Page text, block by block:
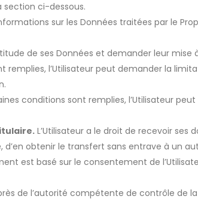
section ci-dessous.
sur les Données traitées par le
de ses Données et demander leur mise
remplies, l’Utilisateur peut demander la
conditions sont remplies, l’Utilisateur
L’Utilisateur a le droit de recevoir ses
obtenir le transfert sans entrave à un
est basé sur le consentement de
de l’autorité compétente de contrôle de